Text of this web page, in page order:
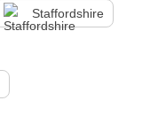
Staffordshire